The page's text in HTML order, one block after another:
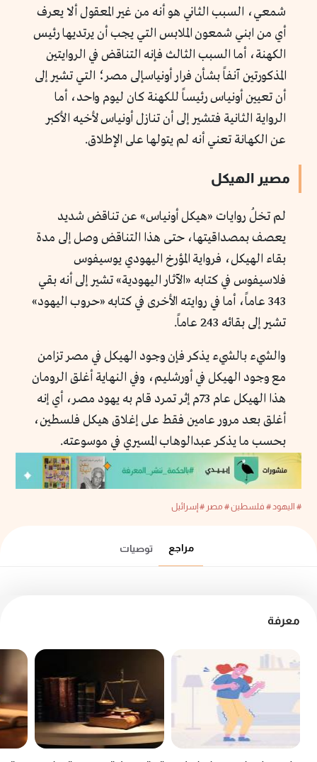
شمعي، السبب الثاني هو أنه من غير المعقول ألا يعرف
أي من ابني شمعون الملابس التي يجب أن يرتديها رئيس
الكهنة، أما السبب الثالث فإنه التناقض في الروايتين
المذكورتين آنفاً بشأن فرار أونياسإلى مصر؛ التي تشير إلى
أن تعيين أونياس رئيساً للكهنة كان ليوم واحد، أما
الرواية الثانية فتشير إلى أن تنازل أونياس لأخيه الأكبر
عن الكهانة تعني أنه لم يتولها على الإطلاق.
مصير الهيكل
لم تخلُ روايات «هيكل أونياس» عن تناقض شديد
يعصف بمصداقيتها، حتى هذا التناقض وصل إلى مدة
بقاء الهيكل، فرواية المؤرخ اليهودي يوسيفوس
فلاسيفوس في كتابه «الآثار اليهودية» تشير إلى أنه بقي
343 عاماً، أما في روايته الأخرى في كتابه «حروب اليهود»
تشير إلى بقائه 243 عاماً.
والشيء بالشيء يذكر فإن وجود الهيكل في مصر تزامن
مع وجود الهيكل في أورشليم، وفي النهاية أغلق الرومان
هذا الهيكل عام 73م إثر تمرد قام به يهود مصر، أي إنه
أغلق بعد مرور عامين فقط على إغلاق هيكل فلسطين،
بحسب ما يذكر عبدالوهاب المسيري في موسوعته.
# اليهود# فلسطين# مصر # إسرائيل
مراجع توصيات
معرفة